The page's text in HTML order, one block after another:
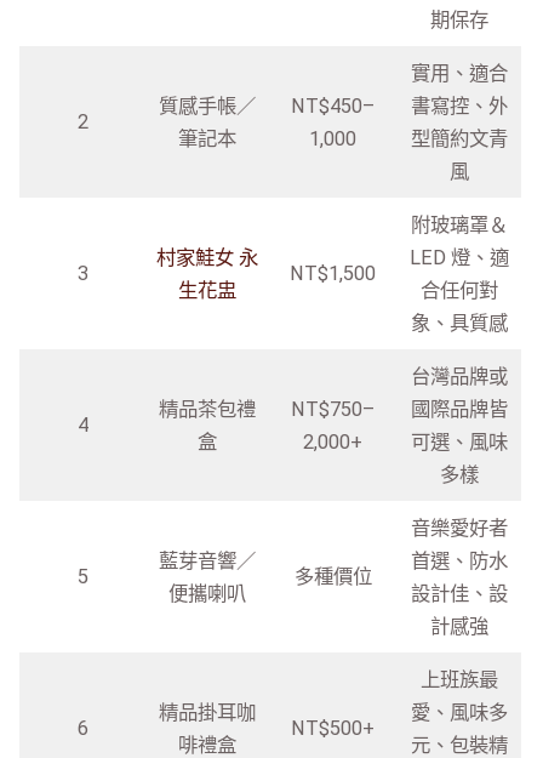
期保存
2
質感手帳／
筆記本
NT$450–
1,000
實用、適合
書寫控、外
型簡約文青
風
3
村家鮭女 永
生花盅
NT$1,500
附玻璃罩＆
LED 燈、適
合任何對
象、具質感
4
精品茶包禮
盒
NT$750–
2,000+
台灣品牌或
國際品牌皆
可選、風味
多樣
5
藍芽音響／
便攜喇叭
多種價位
音樂愛好者
首選、防水
設計佳、設
計感強
6
精品掛耳咖
啡禮盒
NT$500+
上班族最
愛、風味多
元、包裝精